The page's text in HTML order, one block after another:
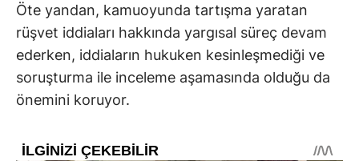
Öte yandan, kamuoyunda tartışma yaratan
rüşvet iddiaları hakkında yargısal süreç devam
ederken, iddiaların hukuken kesinleşmediği ve
soruşturma ile inceleme aşamasında olduğu da
önemini koruyor.